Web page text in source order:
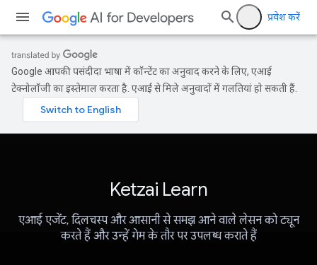
प्रवेश करें
Google आपकी पसंदीदा भाषा में कॉन्टेंट का अनुवाद करने के लिए, एआई
टेक्नोलॉजी का इस्तेमाल करता है. एआई से मिले अनुवादों में गलतियां हो सकती हैं.
Ketzai Learn
एआई एजेंट, दिलचस्प और आसानी से समझ आने वाले लेसन को ट्यून
करते हैं और उन्हें गेम के तौर पर उपलब्ध कराते हैं